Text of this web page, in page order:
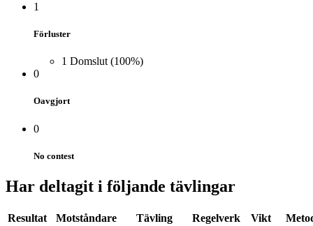
1
Förluster
1 Domslut (100%)
0
Oavgjort
0
No contest
Har deltagit i följande tävlingar
Resultat Motståndare Tävling Regelverk Vikt